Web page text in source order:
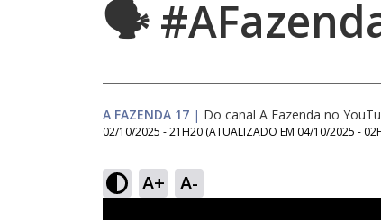
🗣
A FAZENDA 17 | Do canal A Fazenda no
02/10/2025 - 21H20 (ATUALIZADO EM 04/10/2025 -
A+ A-